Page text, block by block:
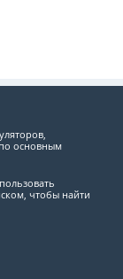
основным
чтобы найти